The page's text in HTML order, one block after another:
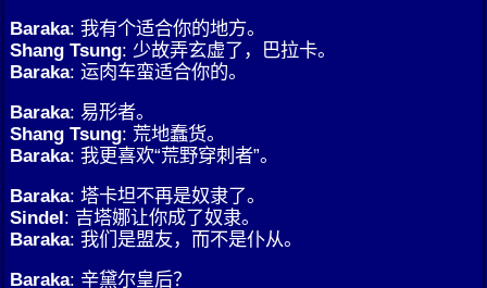
Baraka: 我有个适合你的地方。
Shang Tsung: 少故弄玄虚了，巴拉卡。
Baraka: 运肉车蛮适合你的。
Baraka: 易形者。
Shang Tsung: 荒地蠢货。
Baraka: 我更喜欢“荒野穿刺者”。
Baraka: 塔卡坦不再是奴隶了。
Sindel: 吉塔娜让你成了奴隶。
Baraka: 我们是盟友，而不是仆从。
Baraka: 辛黛尔皇后？